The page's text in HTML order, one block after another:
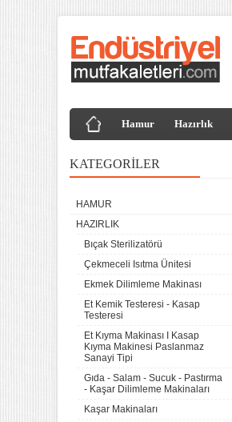
Hamur Hazırlık
KATEGORILER
HAMUR
HAZIRLIK
Bıçak Sterilizatörü
Çekmeceli Isıtma Ünitesi
Ekmek Dilimleme Makinası
Et Kemik Testeresi - Kasap
Testeresi
Et Kıyma Makinası I Kasap
Kıyma Makinesi Paslanmaz
Sanayi Tipi
Gıda - Salam - Sucuk - Pastırma
- Kaşar Dilimleme Makinaları
Kaşar Makinaları